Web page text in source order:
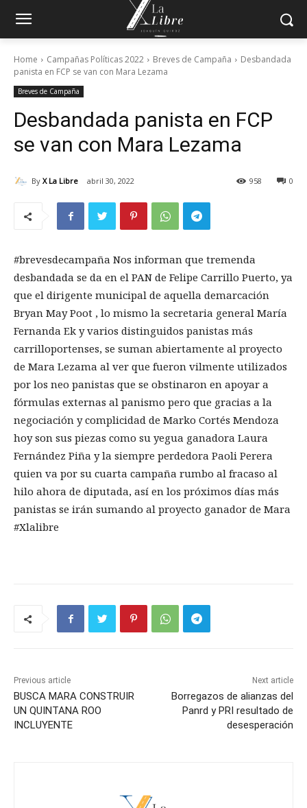
Home Campañas Políticas 2022 Breves de Campaña
Desbandada
panista en FCP se van con Mara Lezama
Breves de Campaña
Desbandada panista en FCP
se van con Mara Lezama
By X La Libre abril 30, 2022 0
958
#brevesdecampaña Nos informan que tremenda
desbandada se da en el PAN de Felipe Carrillo Puerto, ya
que el dirigente municipal de aquella demarcación
Bryan May Poot , lo mismo la secretaria general María
Fernanda Ek y varios distinguidos panistas más
carrilloportenses, se suman abiertamente al proyecto
de Mara Lezama al ver que fueron vilmente utilizados
por los neo panistas que se obstinaron en apoyar a
fórmulas externas al panismo pero que gracias a la
negociación y complicidad de Marko Cortés Mendoza
hoy son sus piezas como su yegua ganadora Laura
Fernández Piña y la siempre perdedora Paoli Perera
quien va por su cuarta campaña rumbo al fracaso al
hilo ahora de diputada, así en los próximos días más
panistas se irán sumando al proyecto ganador de Mara
#Xlalibre
Previous article
BUSCA MARA CONSTRUIR
UN QUINTANA ROO
INCLUYENTE
Next article
Borregazos de alianzas del
Panrd y PRI resultado de
desesperación